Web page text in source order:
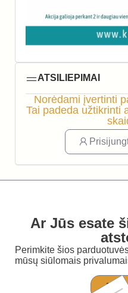
ATSILIEPIMAI
Norėdami įvertinti
Tai padeda užtikrinti
Ar Jūs esate
Perimkite šios
mūsų siūlomais